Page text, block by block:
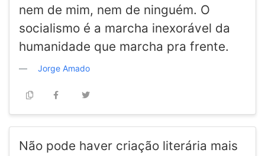
nem de mim, nem de ninguém. O
socialismo é a marcha inexorável da
humanidade que marcha pra frente.
Jorge Amado
Não pode haver criação literária mais